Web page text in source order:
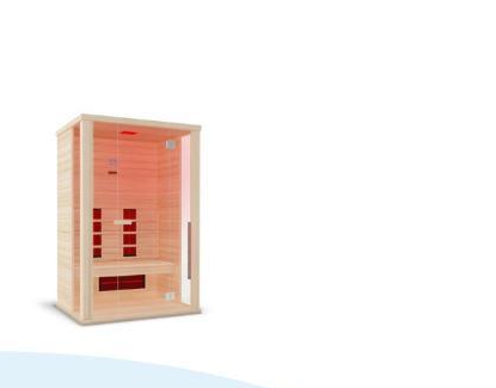
Sauna Solaris